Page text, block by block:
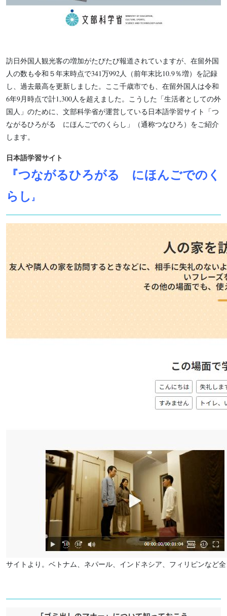
訪日外国人観光客の増加がたびたび報道されていますが、在留外国
人の数も令和５年末時点で341万992人（前年末比10.9％増）を記録
し、過去最高を更新しました。ここ千歳市でも、在留外国人は令和
6年9月時点で計1,300人を超えました。こうした「生活者としての外
国人」のために、文部科学省が運営している日本語学習サイト「つ
ながるひろがる にほんごでのくらし」（通称つなひろ）をご紹介
します。
日本語学習サイト
『つながるひろがる にほんごでのく
らし』
サイトより。ベトナム、ネパール、インドネシア、フィリピンなど